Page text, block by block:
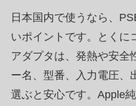
日本国内で使うなら、
いポイントです。とくに
アダプタは、発熱や安全
ー名、型番、入力電圧、
選ぶと安心です。Apple